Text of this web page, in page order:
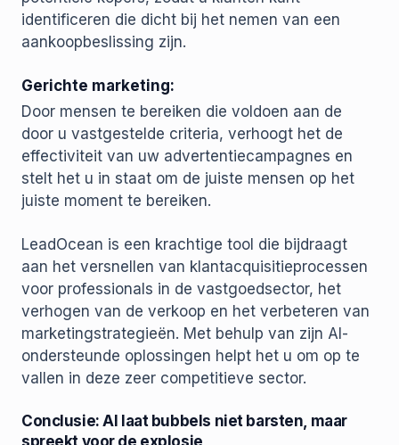
identificeren die dicht bij het nemen van een
aankoopbeslissing zijn.
Gerichte marketing:
Door mensen te bereiken die voldoen aan de
door u vastgestelde criteria, verhoogt het de
effectiviteit van uw advertentiecampagnes en
stelt het u in staat om de juiste mensen op het
juiste moment te bereiken.
LeadOcean is een krachtige tool die bijdraagt
aan het versnellen van klantacquisitieprocessen
voor professionals in de vastgoedsector, het
verhogen van de verkoop en het verbeteren van
marketingstrategieën. Met behulp van zijn AI-
ondersteunde oplossingen helpt het u om op te
vallen in deze zeer competitieve sector.
Conclusie: AI laat bubbels niet barsten, maar